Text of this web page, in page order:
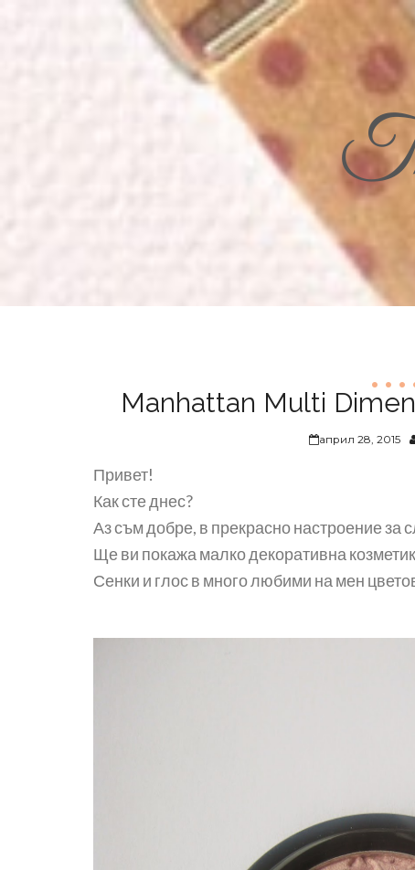
Manhattan Multi
април 28, 2015
Привет!
Как сте днес?
Аз съм добре, в прекрасно настроение за
Ще ви покажа малко декоративна
Сенки и глос в много любими на мен